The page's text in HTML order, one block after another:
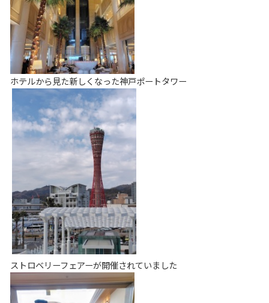
ホテルから見た新しくなった神戸ポートタワー
ストロベリーフェアーが開催されていました